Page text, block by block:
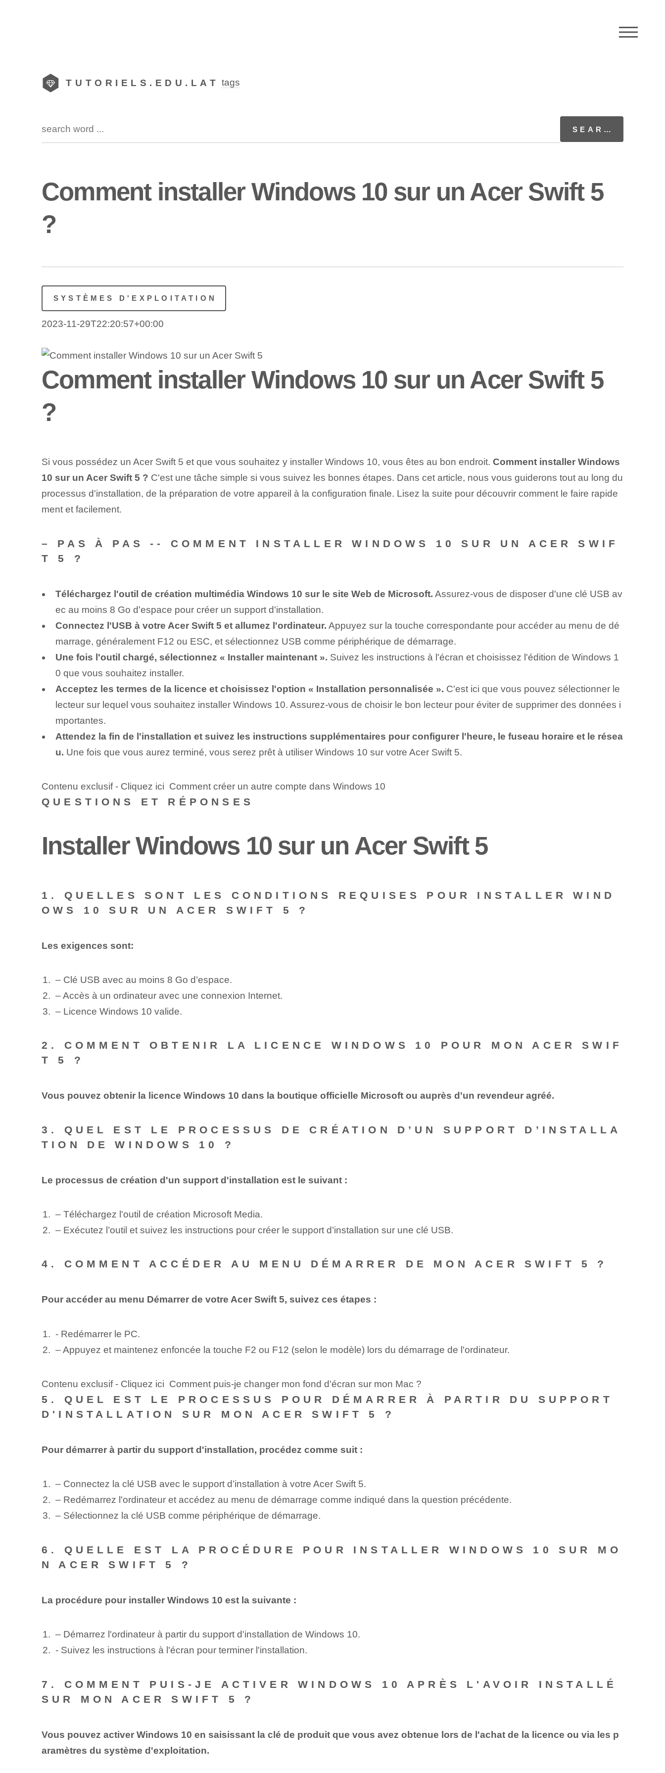
TUTORIELS.EDU.LAT tags
Comment installer Windows 10 sur un Acer Swift 5
?
SYSTÈMES D'EXPLOITATION
2023-11-29T22:20:57+00:00
Comment installer Windows 10 sur un Acer Swift 5
?
Si vous possédez un Acer Swift 5 et que vous souhaitez y installer Windows 10, vous êtes au bon endroit. Comment installer Windows
10 sur un Acer Swift 5 ? C'est une tâche simple si vous suivez les bonnes étapes. Dans cet article, nous vous guiderons tout au long du
processus d'installation, de la préparation de votre appareil à la configuration finale. Lisez la suite pour découvrir comment le faire rapide
ment et facilement.
– PAS À PAS -- COMMENT INSTALLER WINDOWS 10 SUR UN ACER SWIF
T 5 ?
Téléchargez l'outil de création multimédia Windows 10 sur le site Web de Microsoft. Assurez-vous de disposer d'une clé USB av
ec au moins 8 Go d'espace pour créer un support d'installation.
Connectez l'USB à votre Acer Swift 5 et allumez l'ordinateur. Appuyez sur la touche correspondante pour accéder au menu de dé
marrage, généralement F12 ou ESC, et sélectionnez USB comme périphérique de démarrage.
Une fois l'outil chargé, sélectionnez « Installer maintenant ». Suivez les instructions à l'écran et choisissez l'édition de Windows 1
0 que vous souhaitez installer.
Acceptez les termes de la licence et choisissez l'option « Installation personnalisée ». C'est ici que vous pouvez sélectionner le
lecteur sur lequel vous souhaitez installer Windows 10. Assurez-vous de choisir le bon lecteur pour éviter de supprimer des données i
mportantes.
Attendez la fin de l'installation et suivez les instructions supplémentaires pour configurer l'heure, le fuseau horaire et le résea
u. Une fois que vous aurez terminé, vous serez prêt à utiliser Windows 10 sur votre Acer Swift 5.
Contenu exclusif - Cliquez ici Comment créer un autre compte dans Windows 10
QUESTIONS ET RÉPONSES
Installer Windows 10 sur un Acer Swift 5
1. QUELLES SONT LES CONDITIONS REQUISES POUR INSTALLER WIND
OWS 10 SUR UN ACER SWIFT 5 ?
Les exigences sont:
– Clé USB avec au moins 8 Go d’espace.
– Accès à un ordinateur avec une connexion Internet.
– Licence Windows 10 valide.
2. COMMENT OBTENIR LA LICENCE WINDOWS 10 POUR MON ACER SWIF
T 5 ?
Vous pouvez obtenir la licence Windows 10 dans la boutique officielle Microsoft ou auprès d'un revendeur agréé.
3. QUEL EST LE PROCESSUS DE CRÉATION D’UN SUPPORT D’INSTALLA
TION DE WINDOWS 10 ?
Le processus de création d'un support d'installation est le suivant :
– Téléchargez l'outil de création Microsoft Media.
– Exécutez l’outil et suivez les instructions pour créer le support d’installation sur une clé USB.
4. COMMENT ACCÉDER AU MENU DÉMARRER DE MON ACER SWIFT 5 ?
Pour accéder au menu Démarrer de votre Acer Swift 5, suivez ces étapes :
- Redémarrer le PC.
– Appuyez et maintenez enfoncée la touche F2 ou F12 (selon le modèle) lors du démarrage de l'ordinateur.
Contenu exclusif - Cliquez ici Comment puis-je changer mon fond d'écran sur mon Mac ?
5. QUEL EST LE PROCESSUS POUR DÉMARRER À PARTIR DU SUPPORT
D'INSTALLATION SUR MON ACER SWIFT 5 ?
Pour démarrer à partir du support d'installation, procédez comme suit :
– Connectez la clé USB avec le support d’installation à votre Acer Swift 5.
– Redémarrez l'ordinateur et accédez au menu de démarrage comme indiqué dans la question précédente.
– Sélectionnez la clé USB comme périphérique de démarrage.
6. QUELLE EST LA PROCÉDURE POUR INSTALLER WINDOWS 10 SUR MO
N ACER SWIFT 5 ?
La procédure pour installer Windows 10 est la suivante :
– Démarrez l'ordinateur à partir du support d'installation de Windows 10.
- Suivez les instructions à l'écran pour terminer l'installation.
7. COMMENT PUIS-JE ACTIVER WINDOWS 10 APRÈS L'AVOIR INSTALLÉ
SUR MON ACER SWIFT 5 ?
Vous pouvez activer Windows 10 en saisissant la clé de produit que vous avez obtenue lors de l'achat de la licence ou via les p
aramètres du système d'exploitation.